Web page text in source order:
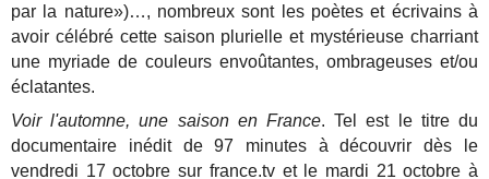
par la nature»)…, nombreux sont les poètes et écrivains à
avoir célébré cette saison plurielle et mystérieuse charriant
une myriade de couleurs envoûtantes, ombrageuses et/ou
éclatantes.
Voir l'automne, une saison en France. Tel est le titre du
documentaire inédit de 97 minutes à découvrir dès le
vendredi 17 octobre sur france.tv et le mardi 21 octobre à